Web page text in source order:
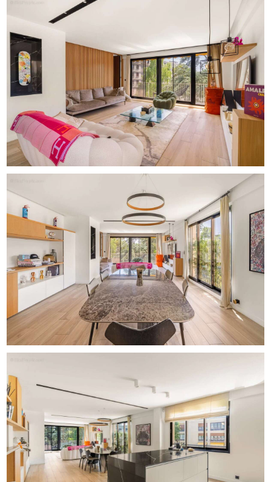
confort et sérénité dans un environnement privilégié.